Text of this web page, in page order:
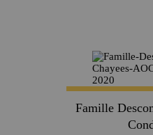
Famille